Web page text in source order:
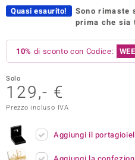
Collection
Quasi esaurito! Sono rimaste
prima che sia
10% di sconto con Codice:
Solo
129,- €
Prezzo incluso IVA
Aggiungi il